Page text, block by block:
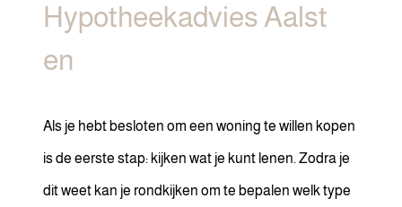
Hypotheekadvies Aalst
en
Als je hebt besloten om een woning te willen kopen
is de eerste stap: kijken wat je kunt lenen. Zodra je
dit weet kan je rondkijken om te bepalen welk type